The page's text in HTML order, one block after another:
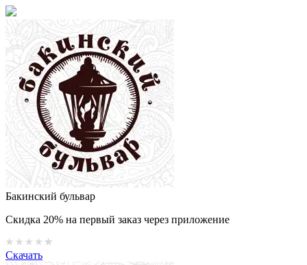
Бакинский бульвар
Скидка 20% на первый заказ через приложение
Скачать